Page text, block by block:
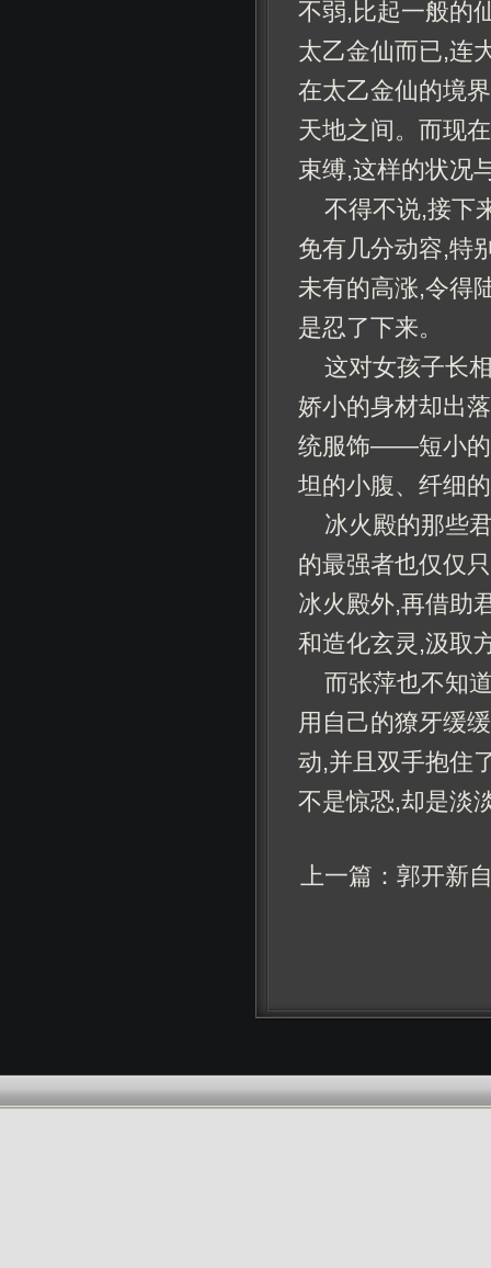
不弱,比起一般的
太乙金仙而已,连
在太乙金仙的境
天地之间。而现
束缚,这样的状况
不得不说,接下
免有几分动容,特
未有的高涨,令得
是忍了下来。
这对女孩子长
娇小的身材却出
统服饰——短小的
坦的小腹、纤细
冰火殿的那些
的最强者也仅仅
冰火殿外,再借助
和造化玄灵,汲取
而张萍也不知
用自己的獠牙缓
动,并且双手抱住
不是惊恐,却是淡
上一篇： 郭开新